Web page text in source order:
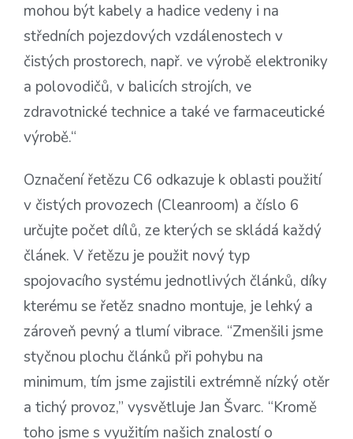
mohou být kabely a hadice vedeny i na
středních pojezdových vzdálenostech v
čistých prostorech, např. ve výrobě elektroniky
a polovodičů, v balicích strojích, ve
zdravotnické technice a také ve farmaceutické
výrobě.“
Označení řetězu C6 odkazuje k oblasti použití
v čistých provozech (Cleanroom) a číslo 6
určujte počet dílů, ze kterých se skládá každý
článek. V řetězu je použit nový typ
spojovacího systému jednotlivých článků, díky
kterému se řetěz snadno montuje, je lehký a
zároveň pevný a tlumí vibrace. “Zmenšili jsme
styčnou plochu článků při pohybu na
minimum, tím jsme zajistili extrémně nízký otěr
a tichý provoz,” vysvětluje Jan Švarc. “Kromě
toho jsme s využitím našich znalostí o